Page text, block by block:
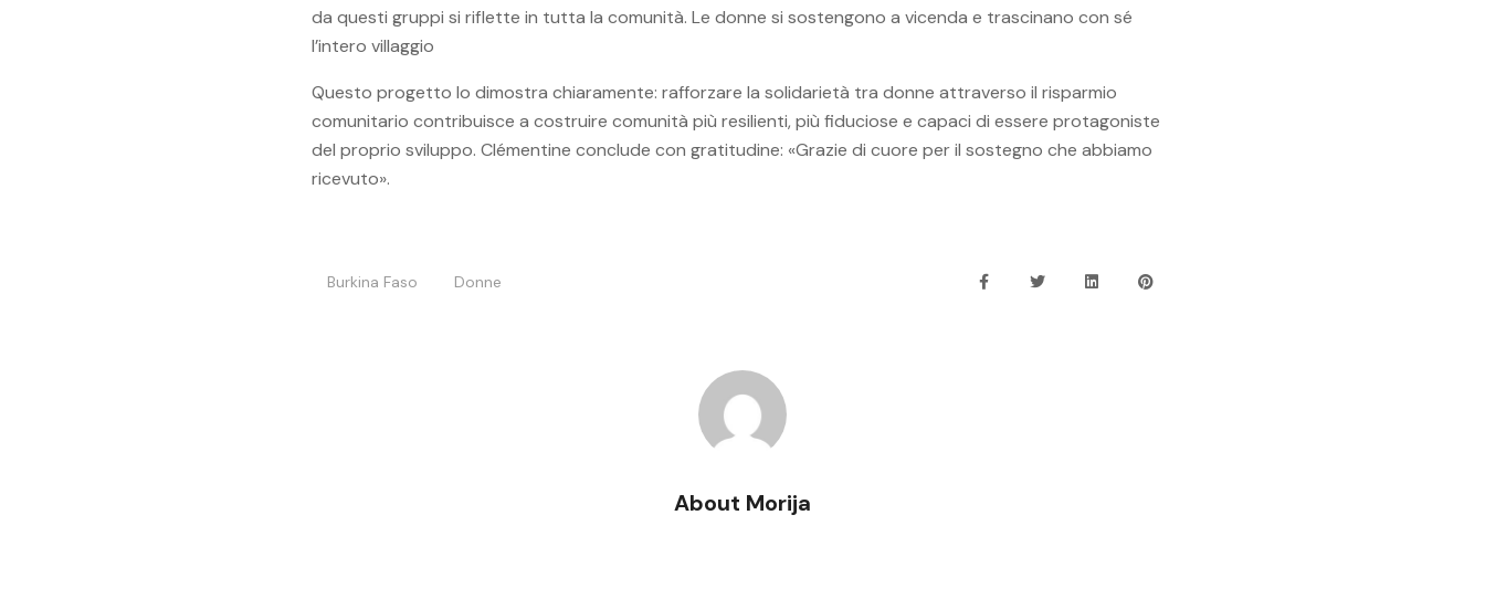
da questi gruppi si riflette in tutta la comunità. Le donne si sostengono a vicenda e trascinano con sé
l’intero villaggio
Questo progetto lo dimostra chiaramente: rafforzare la solidarietà tra donne attraverso il risparmio
comunitario contribuisce a costruire comunità più resilienti, più fiduciose e capaci di essere protagoniste
del proprio sviluppo. Clémentine conclude con gratitudine: «Grazie di cuore per il sostegno che abbiamo
ricevuto».
Burkina Faso Donne
About Morija